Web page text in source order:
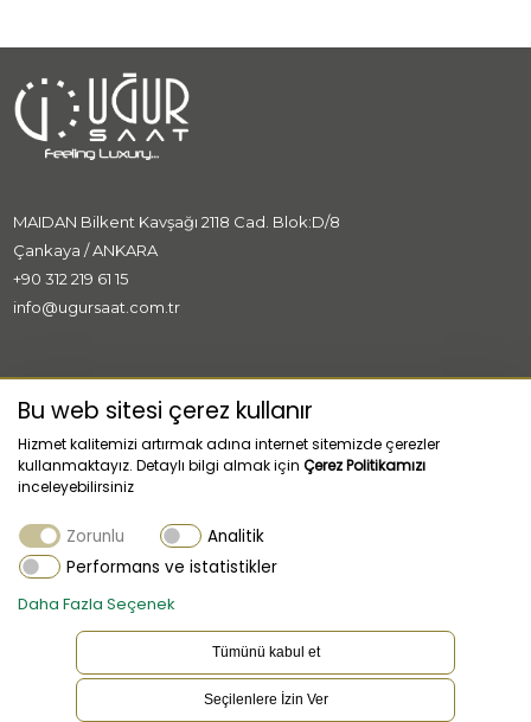
MAIDAN Bilkent Kavşağı 2118 Cad. Blok:D/8
Çankaya / ANKARA
+90 312 219 61 15
info@ugursaat.com.tr
MARKALAR
KURUMSAL
MÜŞTERİ HİZMETLERİ
Bu web sitesi çerez kullanır
Hizmet kalitemizi artırmak adına internet sitemizde çerezler
kullanmaktayız. Detaylı bilgi almak için Çerez Politikamızı
inceleyebilirsiniz
Zorunlu
Analitik
Performans ve istatistikler
Daha Fazla Seçenek
Seçilenlere İzin Ver
Tümünü kabul et